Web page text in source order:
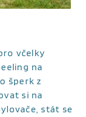
včelky
na
šperk z
si na
stát se